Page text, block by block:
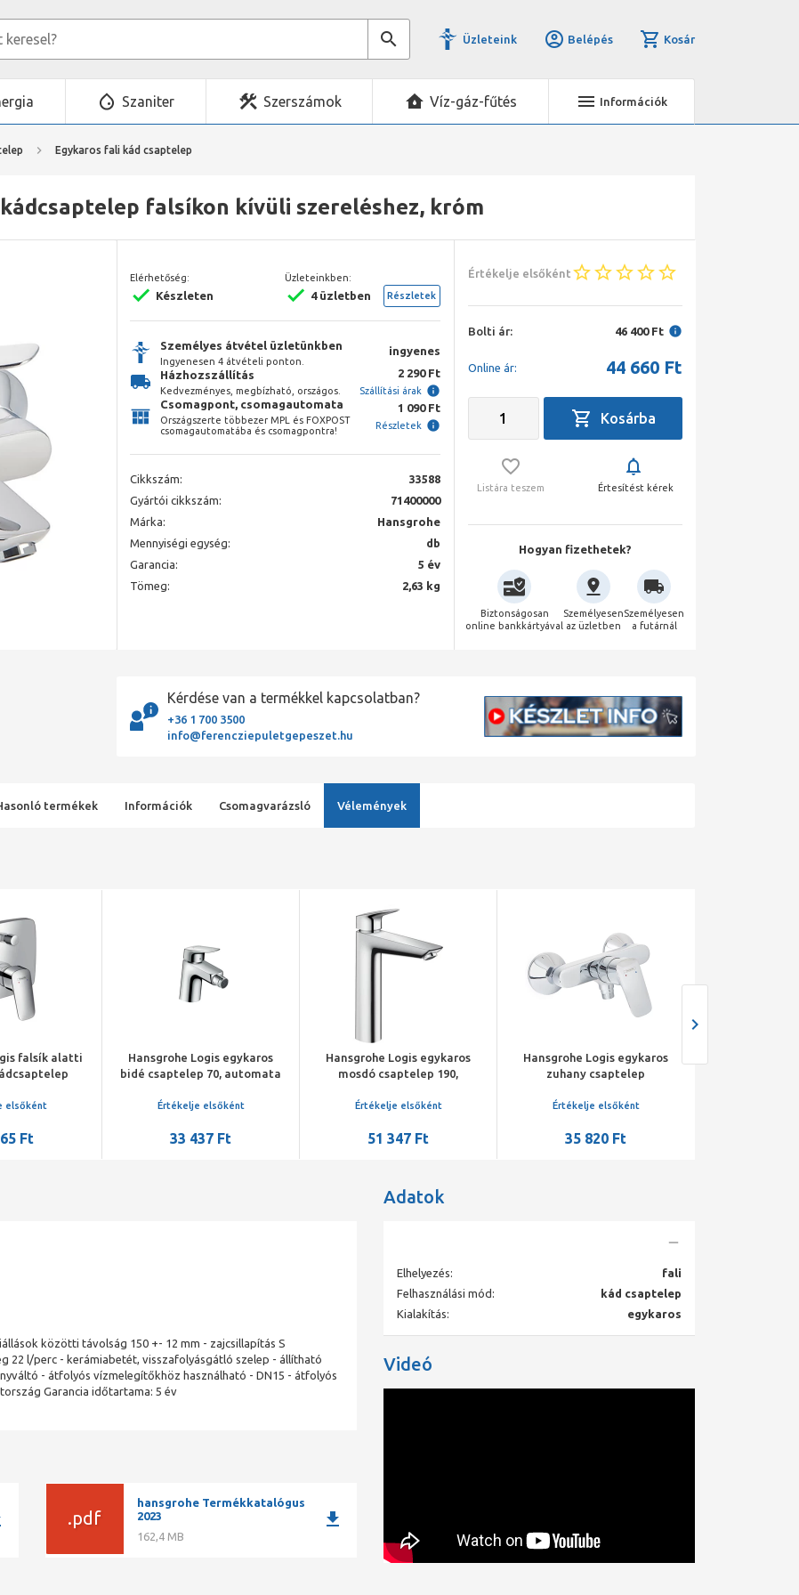
Üzleteink Belépés Kosár
Szaniter Szerszámok Víz-gáz-fűtés Információk
Egykaros fali kád csaptelep
falsíkon kívüli szereléshez, króm
Elérhetőség:
Készleten
Üzleteinkben:
4 üzletben Részletek
Személyes átvétel üzletünkben
Ingyenesen 4 átvételi ponton.
ingyenes
Házhozszállítás
Kedvezményes, megbízható, országos.
2 290 Ft
Szállítási árak
Csomagpont, csomagautomata
Országszerte többezer MPL és FOXPOST
csomagautomatába és csomagpontra!
1 090 Ft
Részletek
Cikkszám:
33588
Gyártói cikkszám:
71400000
Márka:
Hansgrohe
Mennyiségi egység:
db
Garancia:
5 év
Tömeg:
2,63 kg
Értékelje elsőként
Bolti ár: 46 400 Ft
Online ár: 44 660 Ft
Listára teszem Értesítést kérek
Hogyan fizethetek?
Biztonságosan
online bankkártyával
Személyesen
az üzletben
Személyesen
a futárnál
Kérdése van a termékkel kapcsolatban?
+36 1 700 3500
info@ferencziepuletgepeszet.hu
termékek Információk Csomagvarázsló Vélemények
falsík alatti
elsőként
Ft
Hansgrohe Logis egykaros
bidé csaptelep 70, automata
Értékelje elsőként
33 437 Ft
Hansgrohe Logis egykaros
mosdó csaptelep 190,
garnitúrával, króm
Értékelje elsőként
51 347 Ft
Hansgrohe Logis egykaros
zuhany csaptelep
króm
Értékelje elsőként
35 820 Ft
közötti távolság 150 +- 12 mm - zajcsillapítás S
22 l/perc - kerámiabetét, visszafolyásgátló szelep - állítható
- átfolyós vízmelegítőkhöz használható - DN15 - átfolyós
Garancia időtartama: 5 év
.pdf
hansgrohe Termékkatalógus
2023
162,4 MB
download
Adatok
Elhelyezés:
fali
Felhasználási mód:
kád csaptelep
Kialakítás:
egykaros
Videó